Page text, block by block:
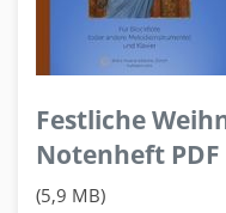
Festliche
Notenheft
(5,9 MB)